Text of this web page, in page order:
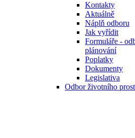
Kontakty
Aktuálně
Náplň odboru
Jak vyřídit
Formuláře -
plánování
Poplatky
Dokumenty
Legislativa
Odbor životního